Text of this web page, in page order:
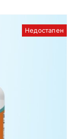
Недостапен